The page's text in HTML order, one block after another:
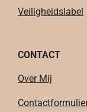
Veiligheidslabel
CONTACT
Over Mij